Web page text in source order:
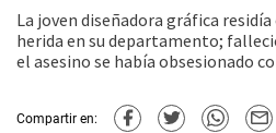
La joven diseñadora gráfica
herida en su departamento;
el asesino se había obsesionado
Compartir en: